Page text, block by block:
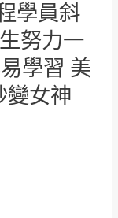
學員斜
努力一
學習 美
變女神